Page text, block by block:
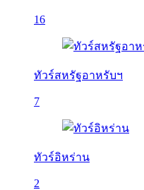
16
ทัวร์สหรัฐอาหรับฯ
7
ทัวร์อิหร่าน
2